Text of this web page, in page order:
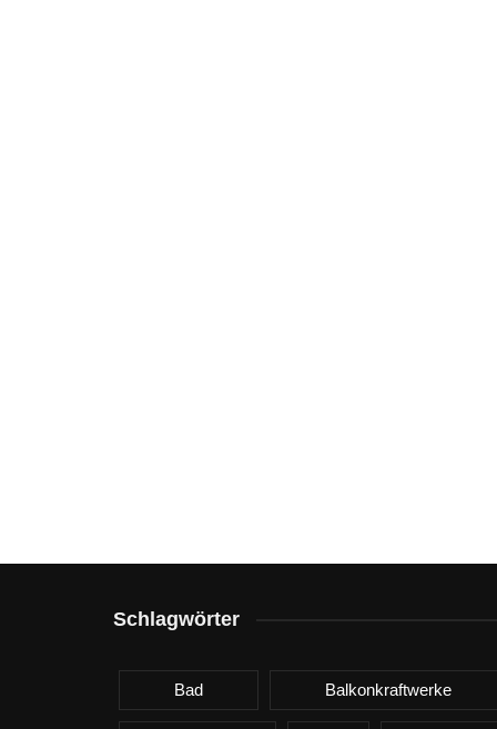
Schlagwörter
Bad Balkonkraftwerke